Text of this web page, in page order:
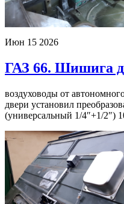
Июн 15 2026
ГАЗ 66. Шишига
воздуховоды от
двери установил
(универсальный 1/4″+1/2″)